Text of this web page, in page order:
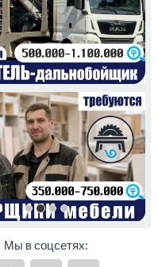
Мы в соцсетях: